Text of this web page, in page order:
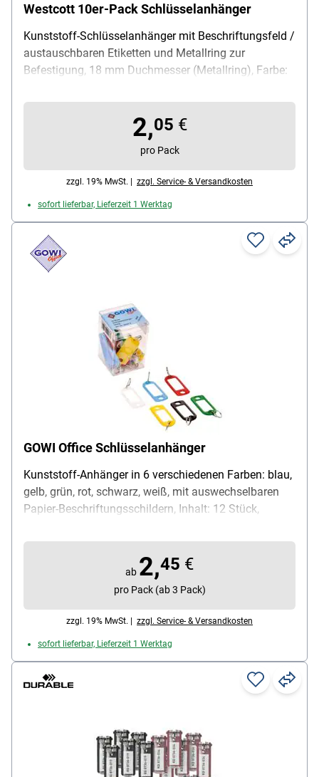
Westcott 10er-Pack Schlüsselanhänger
Kunststoff-Schlüsselanhänger mit Beschriftungsfeld /
austauschbaren Etiketten und Metallring zur
Befestigung, 18 mm Duchmesser (Metallring), Farbe:
(B/T/H): 49 / 22 / 3 mm, Inhalt pro Pack: 10 Stück
2,05 €
pro Pack
zzgl. 19% MwSt. | zzgl. Service- & Versandkosten
sofort lieferbar, Lieferzeit 1 Werktag
GOWI Office Schlüsselanhänger
Kunststoff-Anhänger in 6 verschiedenen Farben: blau,
gelb, grün, rot, schwarz, weiß, mit auswechselbaren
Papier-Beschriftungsschildern, Inhalt: 12 Stück,
ab 2,45 €
pro Pack (ab 3 Pack)
zzgl. 19% MwSt. | zzgl. Service- & Versandkosten
sofort lieferbar, Lieferzeit 1 Werktag